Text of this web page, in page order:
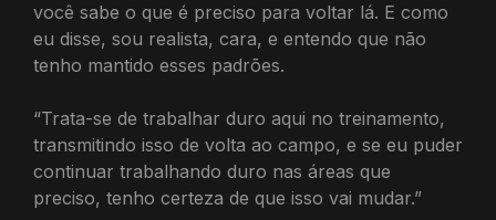
você sabe o que é preciso para voltar lá. E como
eu disse, sou realista, cara, e entendo que não
tenho mantido esses padrões.
“Trata-se de trabalhar duro aqui no treinamento,
transmitindo isso de volta ao campo, e se eu puder
continuar trabalhando duro nas áreas que
preciso, tenho certeza de que isso vai mudar.”